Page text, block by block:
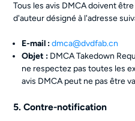
Tous les avis DMCA doivent
d'auteur désigné à l'adresse
E-mail :dmca@dvdfab.cn
Objet : DMCA Takedown
ne respectez pas toutes les
avis DMCA peut ne pas être
5. Contre-notification